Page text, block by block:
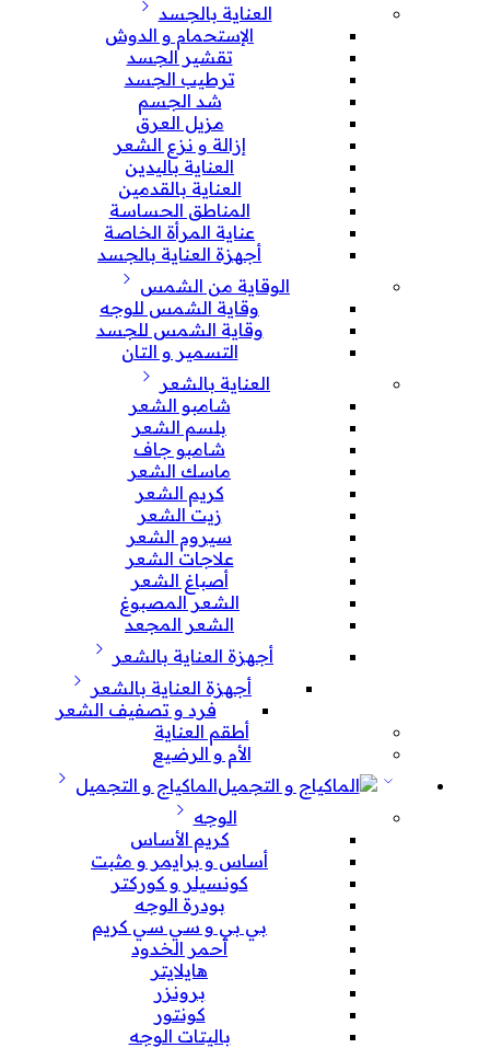
العناية بالجسد
الإستحمام و الدوش
تقشير الجسد
ترطيب الجسد
شد الجسم
مزيل العرق
إزالة و نزع الشعر
العناية باليدين
العناية بالقدمين
المناطق الحساسة
عناية المرأة الخاصة
أجهزة العناية بالجسد
الوقاية من الشمس
وقاية الشمس للوجه
وقاية الشمس للجسد
التسمير و التان
العناية بالشعر
شامبو الشعر
بلسم الشعر
شامبو جاف
ماسك الشعر
كريم الشعر
زيت الشعر
سيروم الشعر
علاجات الشعر
أصباغ الشعر
الشعر المصبوغ
الشعر المجعد
أجهزة العناية بالشعر
أجهزة العناية بالشعر
فرد و تصفيف الشعر
أطقم العناية
الأم و الرضيع
الماكياج و التجميل
الوجه
كريم الأساس
أساس و برايمر و مثبت
كونسيلر و كوركتر
بودرة الوجه
بي بي و سي سي كريم
أحمر الخدود
هايلايتر
برونزر
كونتور
باليتات الوجه